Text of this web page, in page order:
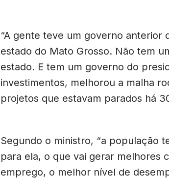
“A gente teve um governo anterior
estado do Mato Grosso. Não tem
estado. E tem um governo do
investimentos, melhorou a malha
projetos que estavam parados há
Segundo o ministro, “a população
para ela, o que vai gerar melhores
emprego, o melhor nível de